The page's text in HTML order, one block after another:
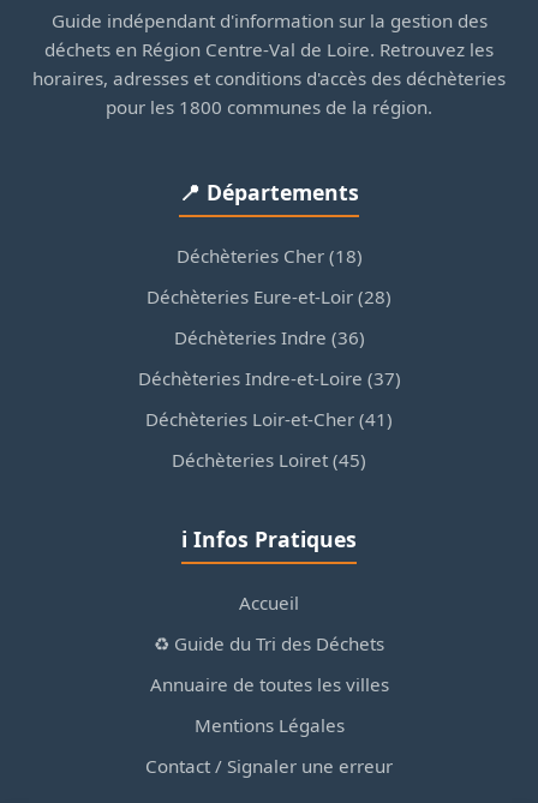
Guide indépendant d'information sur la gestion des
déchets en Région Centre-Val de Loire. Retrouvez les
horaires, adresses et conditions d'accès des déchèteries
pour les 1800 communes de la région.
📍 Départements
Déchèteries Cher (18)
Déchèteries Eure-et-Loir (28)
Déchèteries Indre (36)
Déchèteries Indre-et-Loire (37)
Déchèteries Loir-et-Cher (41)
Déchèteries Loiret (45)
ℹ️ Infos Pratiques
Accueil
♻️ Guide du Tri des Déchets
Annuaire de toutes les villes
Mentions Légales
Contact / Signaler une erreur